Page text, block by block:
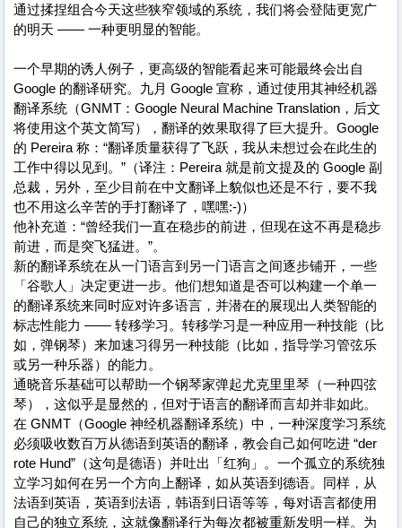
通过揉捏组合今天这些狭窄领域的系统，我们将会登陆更宽广
的明天 —— 一种更明显的智能。
一个早期的诱人例子，更高级的智能看起来可能最终会出自
Google 的翻译研究。九月 Google 宣称，通过使用其神经机器
翻译系统（GNMT：Google Neural Machine Translation，后文
将使用这个英文简写），翻译的效果取得了巨大提升。Google
的 Pereira 称：“翻译质量获得了飞跃，我从未想过会在此生的
工作中得以见到。”（译注：Pereira 就是前文提及的 Google 副
总裁，另外，至少目前在中文翻译上貌似也还是不行，要不我
也不用这么辛苦的手打翻译了，嘿嘿:-)）
他补充道：“曾经我们一直在稳步的前进，但现在这不再是稳步
前进，而是突飞猛进。”。
新的翻译系统在从一门语言到另一门语言之间逐步铺开，一些
「谷歌人」决定更进一步。他们想知道是否可以构建一个单一
的翻译系统来同时应对许多语言，并潜在的展现出人类智能的
标志性能力 —— 转移学习。转移学习是一种应用一种技能（比
如，弹钢琴）来加速习得另一种技能（比如，指导学习管弦乐
或另一种乐器）的能力。
通晓音乐基础可以帮助一个钢琴家弹起尤克里里琴（一种四弦
琴），这似乎是显然的，但对于语言的翻译而言却并非如此。
在 GNMT（Google 神经机器翻译系统）中，一种深度学习系统
必须吸收数百万从德语到英语的翻译，教会自己如何吃进 “der
rote Hund”（这句是德语）并吐出「红狗」。一个孤立的系统独
立学习如何在另一个方向上翻译，如从英语到德语。同样，从
法语到英语，英语到法语，韩语到日语等等，每对语言都使用
自己的独立系统，这就像翻译行为每次都被重新发明一样。为